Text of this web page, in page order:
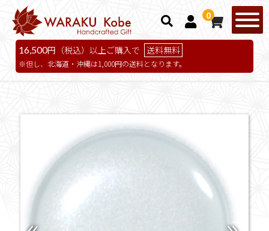
16,500円（税込）以上ご購入で 送料無料
但し、北海道・沖縄は1,000円の送料となります。
0